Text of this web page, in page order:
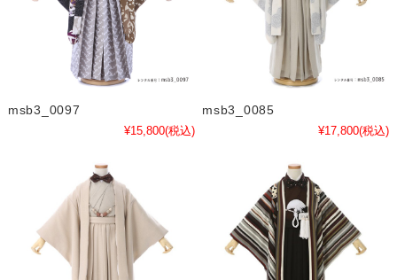
msb3_0097
¥15,800(税込)
msb3_0085
¥17,800(税込)